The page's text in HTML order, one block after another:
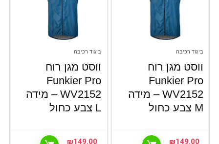
ביגוד רכיבה
ווסט מגן רוח
Funkier Pro
WV2152 – מידה
M צבע כחול
₪149.00
ביגוד רכיבה
ווסט מגן רוח
Funkier Pro
WV2152 – מידה
L צבע כחול
₪149.00